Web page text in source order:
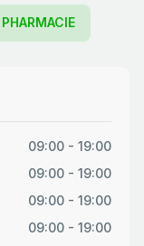
09:00 - 19:00
09:00 - 19:00
09:00 - 19:00
09:00 - 19:00